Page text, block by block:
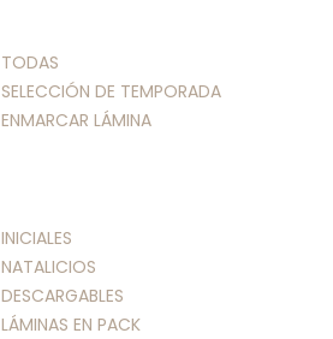
TODAS
SELECCIÓN DE TEMPORADA
ENMARCAR LÁMINA
INICIALES
NATALICIOS
DESCARGABLES
LÁMINAS EN PACK